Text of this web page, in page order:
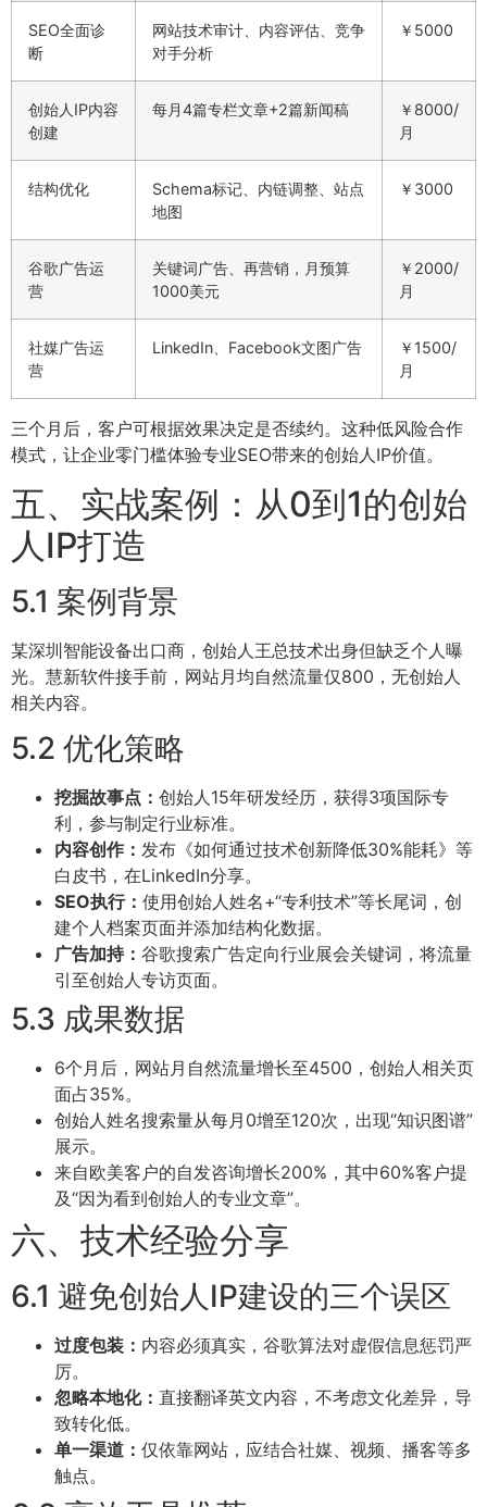
SEO全面诊
断
网站技术审计、内容评估、竞争
对手分析
￥5000
创始人IP内容
创建
每月4篇专栏文章+2篇新闻稿
￥8000/
月
结构优化
Schema标记、内链调整、站点
地图
￥3000
谷歌广告运
营
关键词广告、再营销，月预算
1000美元
￥2000/
月
社媒广告运
营
LinkedIn、Facebook文图广告
￥1500/
月
三个月后，客户可根据效果决定是否续约。这种低风险合作
模式，让企业零门槛体验专业SEO带来的创始人IP价值。
五、实战案例：从0到1的创始
人IP打造
5.1 案例背景
某深圳智能设备出口商，创始人王总技术出身但缺乏个人曝
光。慧新软件接手前，网站月均自然流量仅800，无创始人
相关内容。
5.2 优化策略
挖掘故事点： 创始人15年研发经历，获得3项国际专
利，参与制定行业标准。
内容创作： 发布《如何通过技术创新降低30%能耗》等
白皮书，在LinkedIn分享。
SEO执行： 使用创始人姓名+“专利技术”等长尾词，创
建个人档案页面并添加结构化数据。
广告加持： 谷歌搜索广告定向行业展会关键词，将流量
引至创始人专访页面。
5.3 成果数据
6个月后，网站月自然流量增长至4500，创始人相关页
面占35%。
创始人姓名搜索量从每月0增至120次，出现“知识图谱”
展示。
来自欧美客户的自发咨询增长200%，其中60%客户提
及“因为看到创始人的专业文章”。
六、技术经验分享
6.1 避免创始人IP建设的三个误区
过度包装： 内容必须真实，谷歌算法对虚假信息惩罚严
厉。
忽略本地化： 直接翻译英文内容，不考虑文化差异，导
致转化低。
单一渠道： 仅依靠网站，应结合社媒、视频、播客等多
触点。